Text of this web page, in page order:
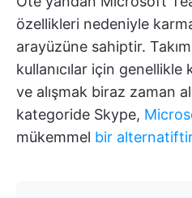
özellikleri nedeniyle
arayüzüne sahiptir.
kullanıcılar için genellikle
ve alışmak biraz zaman
kategoride Skype,
mükemmel bir alternatiftir